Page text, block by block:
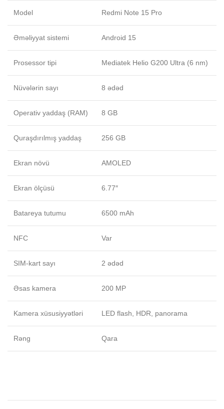
Model Redmi Note 15 Pro
Əməliyyat sistemi Android 15
Prosessor tipi Mediatek Helio G200 Ultra (6 nm)
Nüvələrin sayı 8 ədəd
Operativ yaddaş (RAM) 8 GB
Quraşdırılmış yaddaş 256 GB
Ekran növü AMOLED
Ekran ölçüsü 6.77″
Batareya tutumu 6500 mAh
NFC Var
SIM-kart sayı 2 ədəd
Əsas kamera 200 MP
Kamera xüsusiyyətləri LED flash, HDR, panorama
Rəng Qara